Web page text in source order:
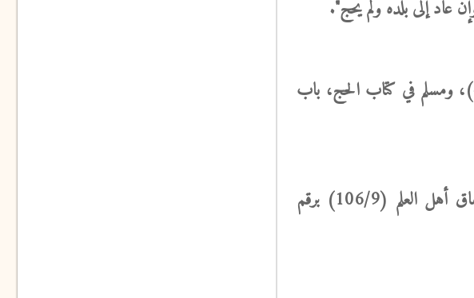
([3]) متفق عليه: أخرجه البخاري في كتاب المغازي، باب حجة الوداع (177/5) برقم (4408)، ومسلم في كتاب الحج، باب
([5]) أخرجه البخاري في كتاب الاعتصام بالكتاب والسنة، باب ما ذكر النبي وحض على اتفاق أهل العلم (106/9) برقم